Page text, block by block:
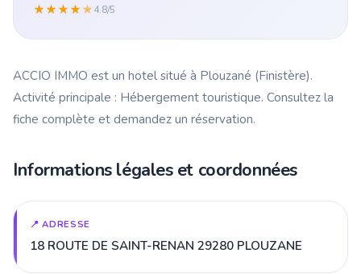
★★★★★4.8/5
ACCIO IMMO est un hotel situé à Plouzané (Finistère).
Activité principale : Hébergement touristique. Consultez la
fiche complète et demandez un réservation.
Informations légales et coordonnées
📍 ADRESSE
18 ROUTE DE SAINT-RENAN 29280 PLOUZANE